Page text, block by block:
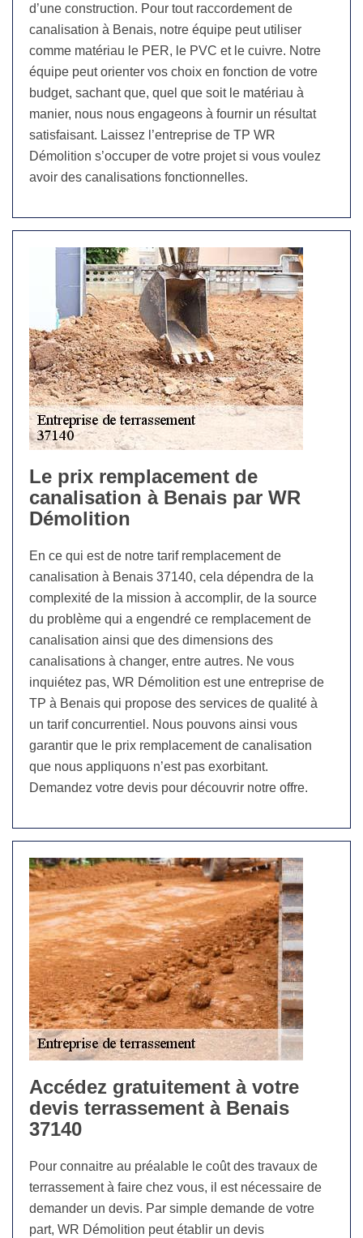
d’une construction. Pour tout raccordement de
canalisation à Benais, notre équipe peut utiliser
comme matériau le PER, le PVC et le cuivre. Notre
équipe peut orienter vos choix en fonction de votre
budget, sachant que, quel que soit le matériau à
manier, nous nous engageons à fournir un résultat
satisfaisant. Laissez l’entreprise de TP WR
Démolition s’occuper de votre projet si vous voulez
avoir des canalisations fonctionnelles.
Le prix remplacement de
canalisation à Benais par WR
Démolition
En ce qui est de notre tarif remplacement de
canalisation à Benais 37140, cela dépendra de la
complexité de la mission à accomplir, de la source
du problème qui a engendré ce remplacement de
canalisation ainsi que des dimensions des
canalisations à changer, entre autres. Ne vous
inquiétez pas, WR Démolition est une entreprise de
TP à Benais qui propose des services de qualité à
un tarif concurrentiel. Nous pouvons ainsi vous
garantir que le prix remplacement de canalisation
que nous appliquons n’est pas exorbitant.
Demandez votre devis pour découvrir notre offre.
Accédez gratuitement à votre
devis terrassement à Benais
37140
Pour connaitre au préalable le coût des travaux de
terrassement à faire chez vous, il est nécessaire de
demander un devis. Par simple demande de votre
part, WR Démolition peut établir un devis